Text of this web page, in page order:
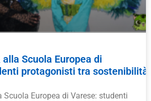
Scuola Europea di
protagonisti tra
Scuola Europea di Varese: studenti